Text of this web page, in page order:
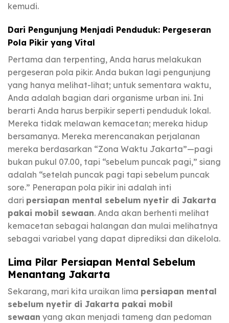
kemudi.
Dari Pengunjung Menjadi Penduduk: Pergeseran
Pola Pikir yang Vital
Pertama dan terpenting, Anda harus melakukan
pergeseran pola pikir. Anda bukan lagi pengunjung
yang hanya melihat-lihat; untuk sementara waktu,
Anda adalah bagian dari organisme urban ini. Ini
berarti Anda harus berpikir seperti penduduk lokal.
Mereka tidak melawan kemacetan; mereka hidup
bersamanya. Mereka merencanakan perjalanan
mereka berdasarkan “Zona Waktu Jakarta”—pagi
bukan pukul 07.00, tapi “sebelum puncak pagi,” siang
adalah “setelah puncak pagi tapi sebelum puncak
sore.” Penerapan pola pikir ini adalah inti
dari persiapan mental sebelum nyetir di Jakarta
pakai mobil sewaan. Anda akan berhenti melihat
kemacetan sebagai halangan dan mulai melihatnya
sebagai variabel yang dapat diprediksi dan dikelola.
Lima Pilar Persiapan Mental Sebelum
Menantang Jakarta
Sekarang, mari kita uraikan lima persiapan mental
sebelum nyetir di Jakarta pakai mobil
sewaan yang akan menjadi tameng dan pedoman